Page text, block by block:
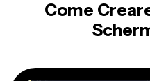
Come